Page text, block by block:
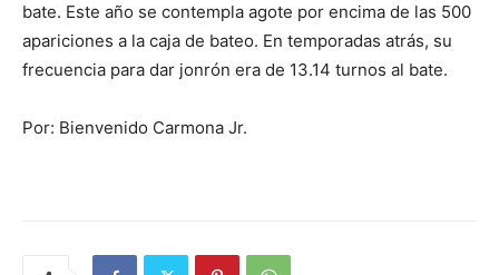
bate. Este año se contempla agote por encima de las 500
apariciones a la caja de bateo. En temporadas atrás, su
frecuencia para dar jonrón era de 13.14 turnos al bate.
Por: Bienvenido Carmona Jr.